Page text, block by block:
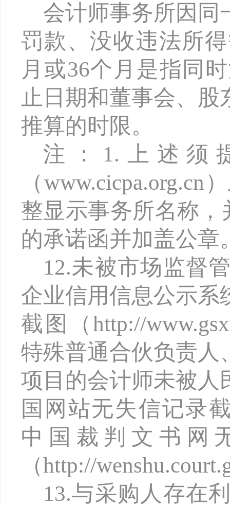
会计师事务所因同
罚款、没收违法所
月或36个月是指同
止日期和董事会、
推算的时限。
注： 1.上述须
（
整显示事务所名称
的承诺函并加盖公章
12.未被市场监督
企业信用信息公示系
截图（http://
特殊普通合伙负责人
项目的会计师未被人
国网站无失信记录
中国裁判文书网
（http://
13.与采购人存在